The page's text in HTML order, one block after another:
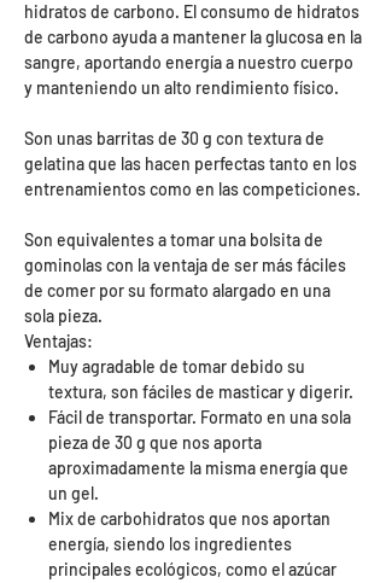
hidratos de carbono. El consumo de hidratos
de carbono ayuda a mantener la glucosa en la
sangre, aportando energía a nuestro cuerpo
y manteniendo un alto rendimiento físico.
Son unas barritas de 30 g con textura de
gelatina que las hacen perfectas tanto en los
entrenamientos como en las competiciones.
Son equivalentes a tomar una bolsita de
gominolas con la ventaja de ser más fáciles
de comer por su formato alargado en una
sola pieza.
Ventajas:
Muy agradable de tomar debido su
textura, son fáciles de masticar y digerir.
Fácil de transportar. Formato en una sola
pieza de 30 g que nos aporta
aproximadamente la misma energía que
un gel.
Mix de carbohidratos que nos aportan
energía, siendo los ingredientes
principales ecológicos, como el azúcar